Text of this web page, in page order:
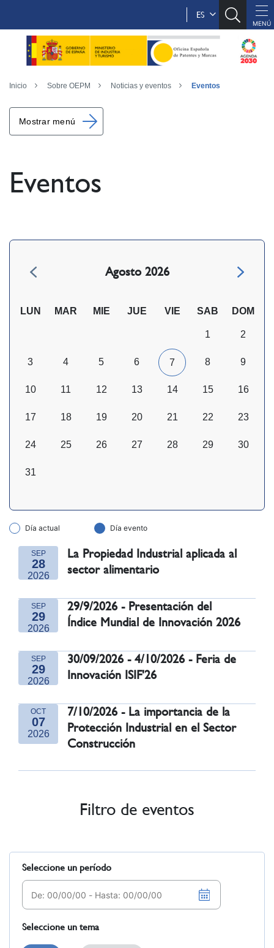
ES
Inicio Sobre OEPM Noticias y eventos Eventos
Mostrar menú
Eventos
Agosto 2026
LUN MAR MIE JUE VIE SAB DOM
1 2
3 4 5 6 7 8 9
10 11 12 13 14 15 16
17 18 19 20 21 22 23
24 25 26 27 28 29 30
31
Día actual Día evento
SEP
28
2026
La Propiedad Industrial aplicada al
sector alimentario
SEP
29
2026
29/9/2026 - Presentación del
Índice Mundial de Innovación 2026
SEP
29
2026
30/09/2026 - 4/10/2026 - Feria de
Innovación ISIF'26
OCT
07
2026
7/10/2026 - La importancia de la
Protección Industrial en el Sector
Construcción
Filtro de eventos
Seleccione un período
Seleccione un tema